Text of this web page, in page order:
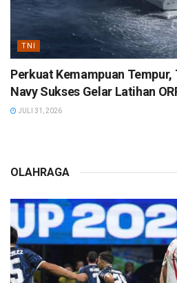
TNI
Perkuat Kemampuan Tempur,
Navy Sukses Gelar Latihan
JULI 31, 2026
OLAHRAGA